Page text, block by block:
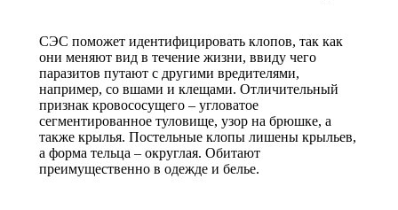
СЭС поможет идентифицировать клопов, так как
они меняют вид в течение жизни, ввиду чего
паразитов путают с другими вредителями,
например, со вшами и клещами. Отличительный
признак кровососущего – угловатое
сегментированное туловище, узор на брюшке, а
также крылья. Постельные клопы лишены крыльев,
а форма тельца – округлая. Обитают
преимущественно в одежде и белье.